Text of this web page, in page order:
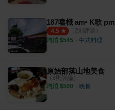
187嗑棧 am• K歌 pm
4.5 （ 2則評論）
均消 $545 ・ 中式料理
原始部落山地美食
（ 8則評論）
均消 $500 ・ 晚餐